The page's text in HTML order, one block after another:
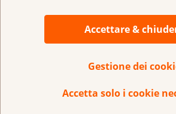
Accettare &
Gestione dei
Accetta solo i cookie
Archivio